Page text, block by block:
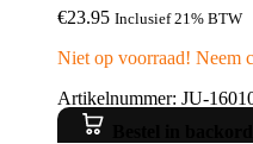
€23.95 Inclusief 21% BTW
Niet op voorraad! Neem
Artikelnummer: JU-